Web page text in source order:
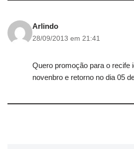
Arlindo
28/09/2013 em 21:41
Quero promoção para o recife
novenbro e retorno no dia 05